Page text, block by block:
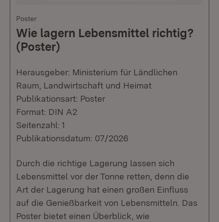
Poster
Wie lagern Lebensmittel richtig?
(Poster)
Herausgeber: Ministerium für Ländlichen
Raum, Landwirtschaft und Heimat
Publikationsart: Poster
Format: DIN A2
Seitenzahl: 1
Publikationsdatum: 07/2026
Durch die richtige Lagerung lassen sich
Lebensmittel vor der Tonne retten, denn die
Art der Lagerung hat einen großen Einfluss
auf die Genießbarkeit von Lebensmitteln. Das
Poster bietet einen Überblick, wie